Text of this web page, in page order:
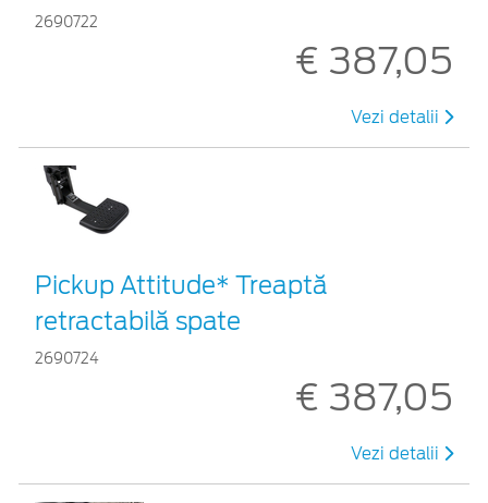
2690722
€ 387,05
Vezi detalii
Pickup Attitude* Treaptă
retractabilă spate
2690724
€ 387,05
Vezi detalii